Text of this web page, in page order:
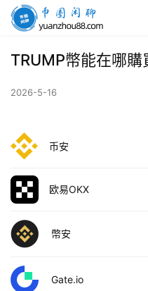
幣
閒
聊
TRUMP幣能在哪
2026-5-16
币安
欧易OKX
幣安
Gate.io